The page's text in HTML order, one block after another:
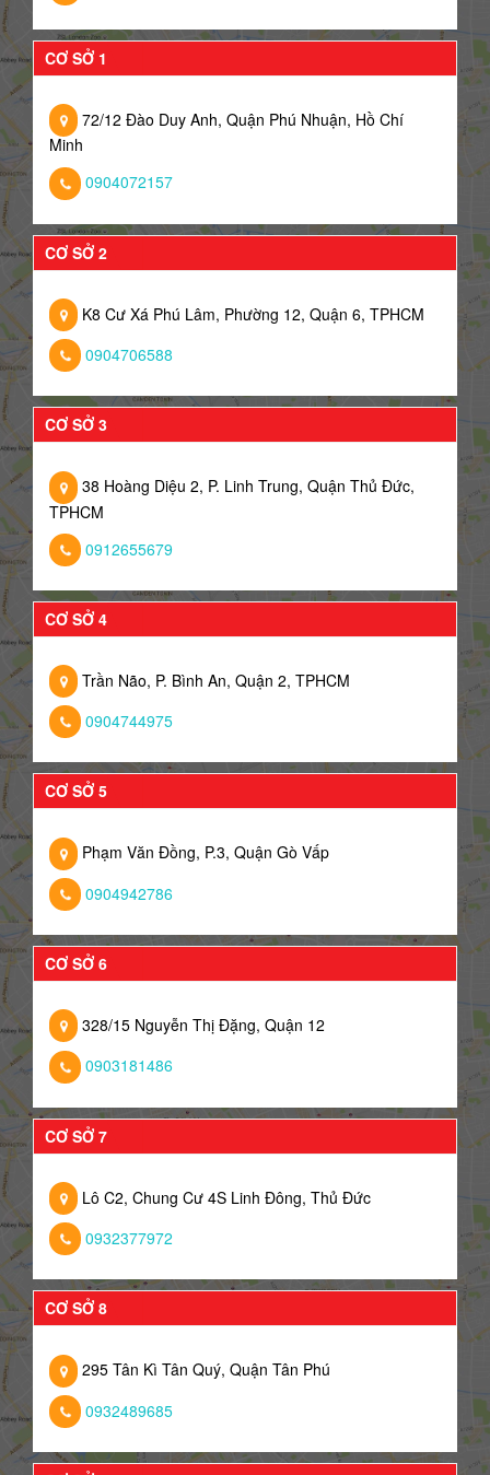
CƠ SỞ 1
72/12 Đào Duy Anh, Quận Phú Nhuận, Hồ Chí
Minh
0904072157
CƠ SỞ 2
K8 Cư Xá Phú Lâm, Phường 12, Quận 6, TPHCM
0904706588
CƠ SỞ 3
38 Hoàng Diệu 2, P. Linh Trung, Quận Thủ Đức,
TPHCM
0912655679
CƠ SỞ 4
Trần Não, P. Bình An, Quận 2, TPHCM
0904744975
CƠ SỞ 5
Phạm Văn Đồng, P.3, Quận Gò Vấp
0904942786
CƠ SỞ 6
328/15 Nguyễn Thị Đặng, Quận 12
0903181486
CƠ SỞ 7
Lô C2, Chung Cư 4S Linh Đông, Thủ Đức
0932377972
CƠ SỞ 8
295 Tân Kì Tân Quý, Quận Tân Phú
0932489685